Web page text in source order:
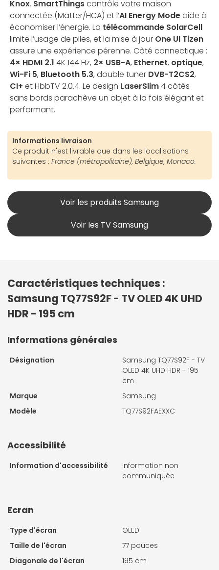
Knox. SmartThingscontrôle votre maison
connectée (Matter/HCA) et l’AI Energy Modeaide à
économiser l’énergie. La télécommande SolarCell
limite l’usage de piles, et la mise à jour One UI Tizen
assure une expérience pérenne. Côté connectique :
4× HDMI 2.1 4K 144 Hz, 2× USB-A, Ethernet, optique,
Wi-Fi 5, Bluetooth 5.3, double tuner DVB-T2CS2,
CI+ et HbbTV 2.0.4. Le design LaserSlim4 côtés
sans bords parachève un objet à la fois élégant et
performant.
Informations livraison
Ce produit n'est livrable que dans les localisations
suivantes : France (métropolitaine), Belgique, Monaco.
Voir les produits Samsung
Voir les TV Samsung
Caractéristiques techniques :
Samsung TQ77S92F - TV OLED 4K UHD
HDR - 195 cm
Informations générales
Désignation
Samsung TQ77S92F - TV
OLED 4K UHD HDR - 195
cm
Marque
Samsung
Modèle
TQ77S92FAEXXC
Accessibilité
Information d'accessibilité
Information non
communiquée
Ecran
Type d'écran
OLED
Taille de l'écran
77 pouces
Diagonale de l'écran
195 cm